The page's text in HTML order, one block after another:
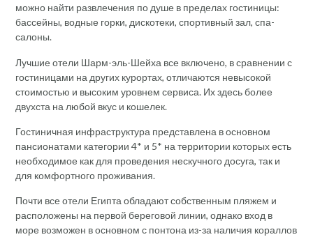
можно найти развлечения по душе в пределах гостиницы:
бассейны, водные горки, дискотеки, спортивный зал, спа-
салоны.
Лучшие отели Шарм-эль-Шейха все включено, в сравнении с
гостиницами на других курортах, отличаются невысокой
стоимостью и высоким уровнем сервиса. Их здесь более
двухста на любой вкус и кошелек.
Гостиничная инфраструктура представлена в основном
пансионатами категории 4* и 5* на территории которых есть
необходимое как для проведения нескучного досуга, так и
для комфортного проживания.
Почти все отели Египта обладают собственным пляжем и
расположены на первой береговой линии, однако вход в
море возможен в основном с понтона из-за наличия кораллов